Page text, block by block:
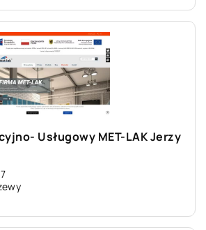
Usługowy MET-LAK Jerzy